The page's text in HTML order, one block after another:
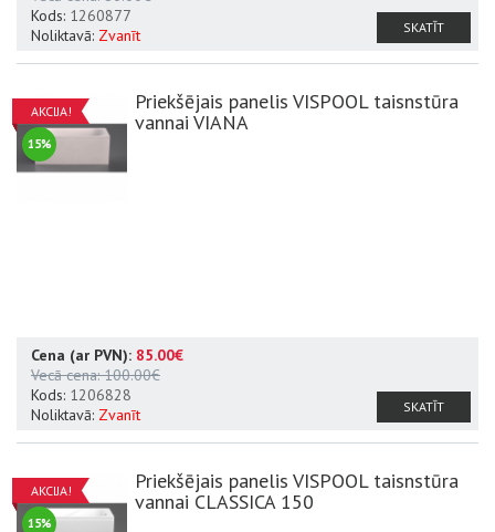
Kods: 1260877
Noliktavā: Zvanīt SKATĪT
AKCIJA!
15%
Priekšējais panelis VISPOOL taisnstūra
vannai VIANA
Cena (ar PVN): 85.00€
Vecā cena:100.00€
Kods: 1206828
Noliktavā: Zvanīt SKATĪT
AKCIJA!
15%
Priekšējais panelis VISPOOL taisnstūra
vannai CLASSICA 150